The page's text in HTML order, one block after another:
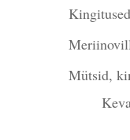
Kingitused
Mütsid,